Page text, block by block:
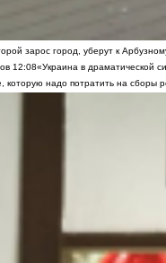
зарос город, уберут к
12:08«Украина в драматической
которую надо потратить на сборы